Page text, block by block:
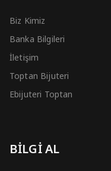
Biz Kimiz
Banka Bilgileri
İletişim
Toptan Bijuteri
Ebijuteri Toptan
BİLGİ AL